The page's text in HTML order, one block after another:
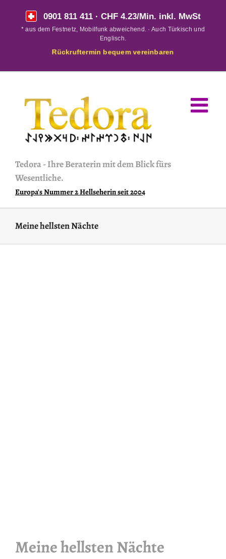
0901 811 411· CHF 4.23/Min. inkl. MwSt
* aus dem Festnetz, Mobilfunk abweichend. · Auch Türkisch und
Englisch.
Rückruftermin bequem vereinbaren
Tedora-Ihre Beraterin mit dem Blick fürs
Wesentliche.
Europa's Nummer 2 Hellseherin seit 2004
Meine hellsten Nächte
Meine hellsten Nächte